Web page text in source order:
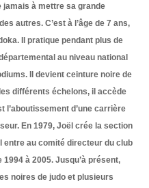
jamais à mettre sa grande
autres. C’est à l’âge de 7 ans,
Il pratique pendant plus de
au niveau national
Il devient ceinture noire de
différents échelons, il accède
l’aboutissement d’une carrière
En 1979, Joël crée la section
entre au comité directeur du club
à 2005. Jusqu’à présent,
noires de judo et plusieurs